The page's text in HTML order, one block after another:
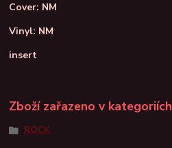
Cover: NM
Vinyl: NM
insert
Zboží zařazeno v kategoriích
ROCK